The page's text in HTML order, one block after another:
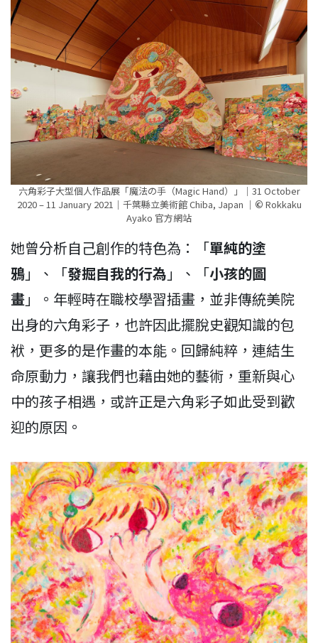
六角彩子大型個人作品展「魔法の手（Magic Hand）」｜31 October
2020 – 11 January 2021｜千葉縣立美術館 Chiba, Japan ｜ © Rokkaku
Ayako 官方網站
她曾分析自己創作的特色為：「單純的塗
鴉」、「發掘自我的行為 」、「小孩的圖
畫」。年輕時在職校學習插畫，並非傳統美院
出身的六角彩子，也許因此擺脫史觀知識的包
袱，更多的是作畫的本能。回歸純粹，連結生
命原動力，讓我們也藉由她的藝術，重新與心
中的孩子相遇，或許正是六角彩子如此受到歡
迎的原因。